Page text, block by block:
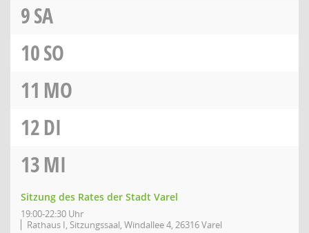
9SA
10SO
11 MO
12DI
13MI
Sitzung des Rates der Stadt Varel
19:00-22:30 Uhr
Rathaus I, Sitzungssaal, Windallee 4, 26316 Varel